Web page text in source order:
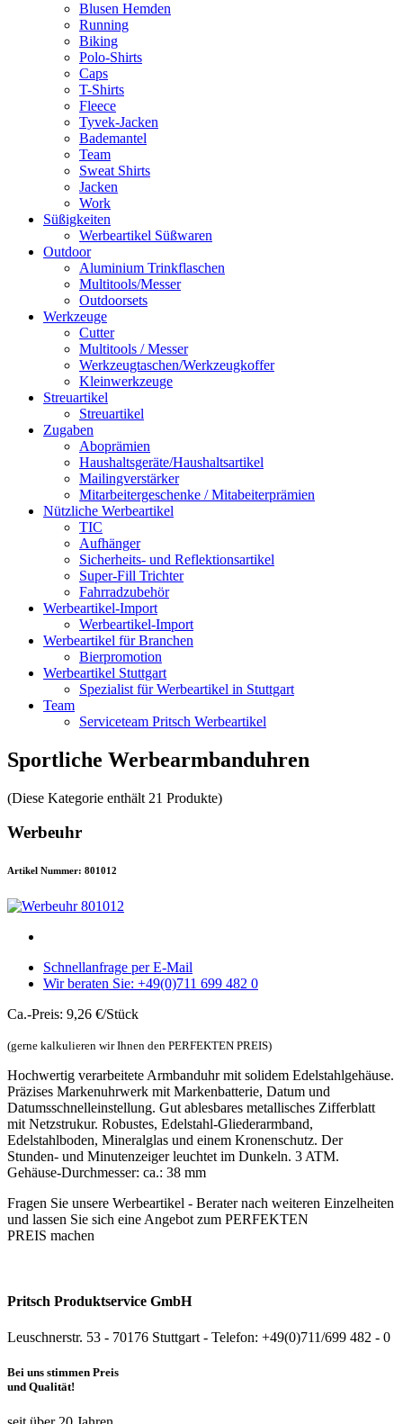
Blusen Hemden
Running
Biking
Polo-Shirts
Caps
T-Shirts
Fleece
Tyvek-Jacken
Bademantel
Team
Sweat Shirts
Jacken
Work
Süßigkeiten
Werbeartikel Süßwaren
Outdoor
Aluminium Trinkflaschen
Multitools/Messer
Outdoorsets
Werkzeuge
Cutter
Multitools / Messer
Werkzeugtaschen/Werkzeugkoffer
Kleinwerkzeuge
Streuartikel
Streuartikel
Zugaben
Aboprämien
Haushaltsgeräte/Haushaltsartikel
Mailingverstärker
Mitarbeitergeschenke / Mitabeiterprämien
Nützliche Werbeartikel
TIC
Aufhänger
Sicherheits- und Reflektionsartikel
Super-Fill Trichter
Fahrradzubehör
Werbeartikel-Import
Werbeartikel-Import
Werbeartikel für Branchen
Bierpromotion
Werbeartikel Stuttgart
Spezialist für Werbeartikel in Stuttgart
Team
Serviceteam Pritsch Werbeartikel
Sportliche Werbearmbanduhren
(Diese Kategorie enthält 21 Produkte)
Werbeuhr
Artikel Nummer: 801012
Schnellanfrage per E-Mail
Wir beraten Sie: +49(0)711 699 482 0
Ca.-Preis: 9,26 €/Stück
(gerne kalkulieren wir Ihnen den PERFEKTEN PREIS)
Hochwertig verarbeitete Armbanduhr mit solidem Edelstahlgehäuse.
Präzises Markenuhrwerk mit Markenbatterie, Datum und
Datumsschnelleinstellung. Gut ablesbares metallisches Zifferblatt
mit Netzstrukur. Robustes, Edelstahl-Gliederarmband,
Edelstahlboden, Mineralglas und einem Kronenschutz. Der
Stunden- und Minutenzeiger leuchtet im Dunkeln. 3 ATM.
Gehäuse-Durchmesser: ca.: 38 mm
Fragen Sie unsere Werbeartikel - Berater nach weiteren Einzelheiten
und lassen Sie sich eine Angebot zum PERFEKTEN
PREIS machen
Pritsch Produktservice GmbH
Leuschnerstr. 53 - 70176 Stuttgart - Telefon: +49(0)711/699 482 - 0
Bei uns stimmen Preis
und Qualität!